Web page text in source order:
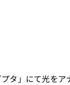
タ」にて光を